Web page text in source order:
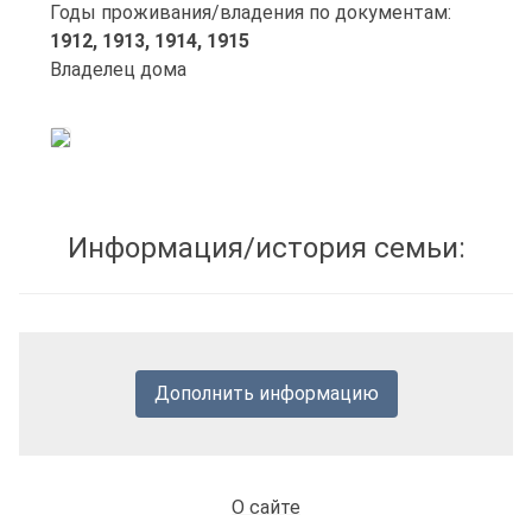
Годы проживания/владения по документам:
1912, 1913, 1914, 1915
Владелец дома
Информация/история семьи:
Дополнить информацию
О сайте